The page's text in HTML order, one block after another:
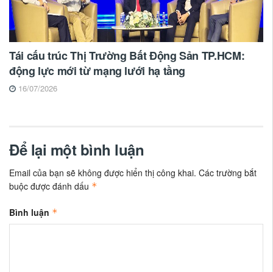
Tái cấu trúc Thị Trường Bất Động Sản TP.HCM:
động lực mới từ mạng lưới hạ tầng
16/07/2026
Để lại một bình luận
Email của bạn sẽ không được hiển thị công khai. Các trường bắt
buộc được đánh dấu *
Bình luận *